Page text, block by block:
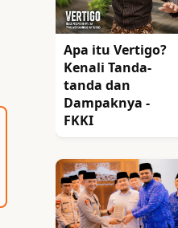
Apa itu Vertigo?
Kenali Tanda-
tanda dan
Dampaknya -
FKKI